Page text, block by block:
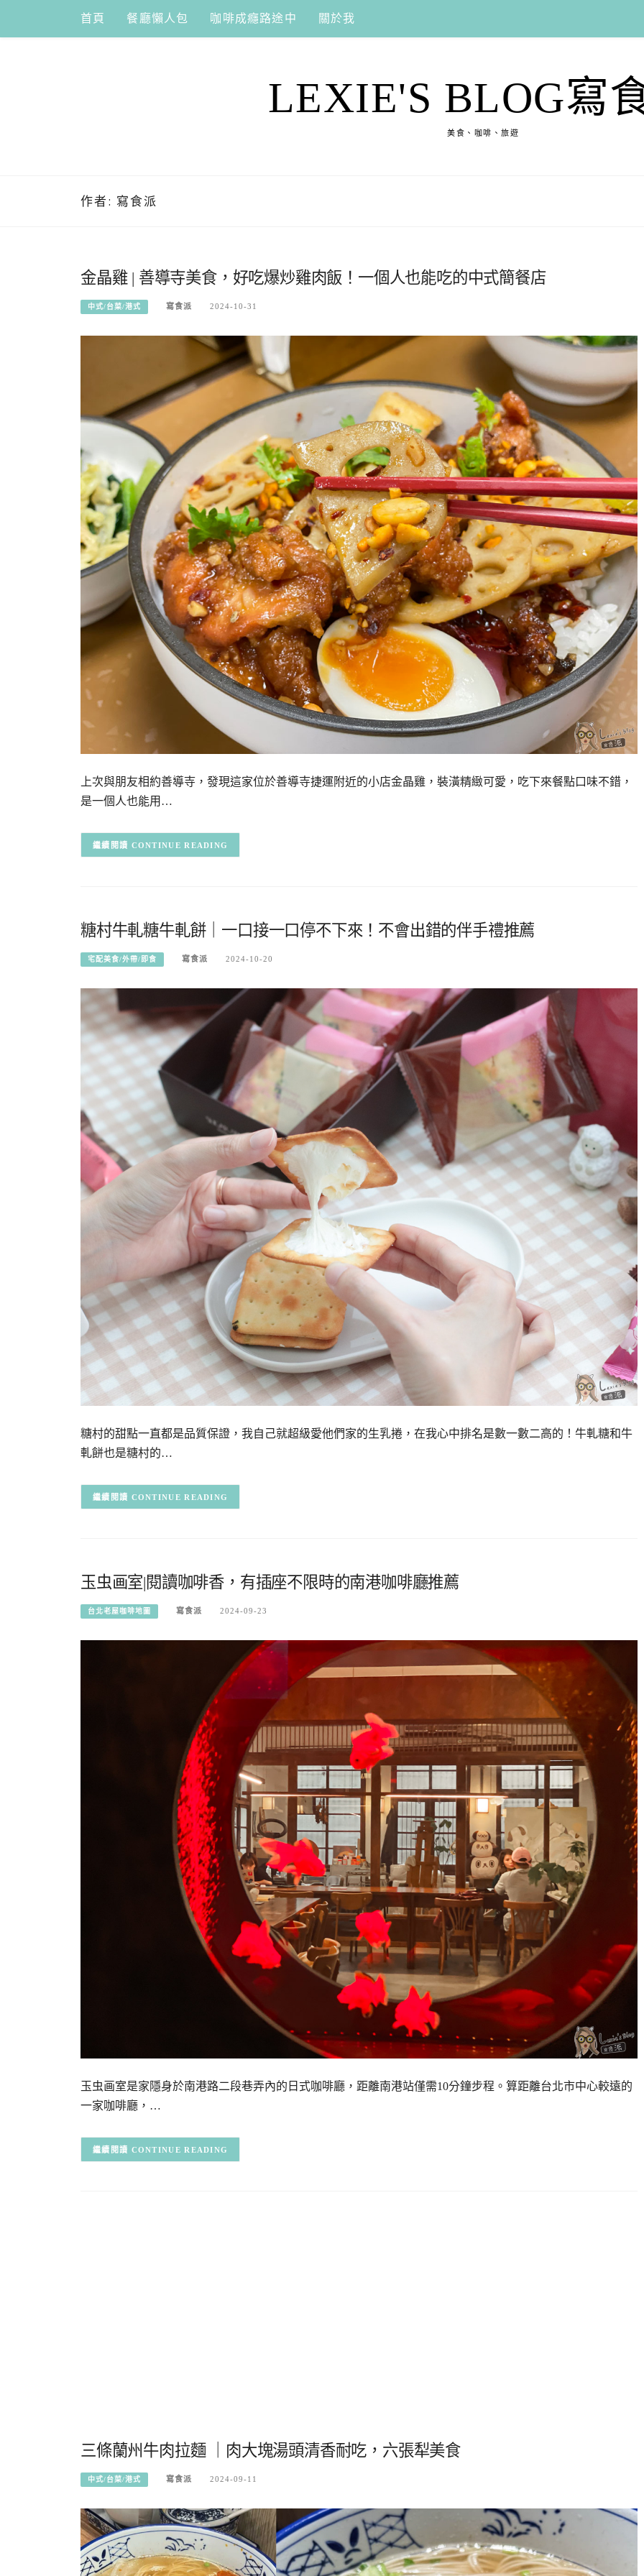
content
首頁 餐廳懶人包 咖啡成癮路途中 關於我
LEXIE'S BLOG寫
美食、咖啡、旅遊
作者: 寫食派
金晶雞 | 善導寺美食，好吃爆炒雞肉飯！一個人也能吃的中式簡餐店
中式/台菜/港式 寫食派 2024-10-31
上次與朋友相約善導寺，發現這家位於善導寺捷運附近的小店金晶雞，裝潢精緻可愛，吃下來餐點口味不錯，
是一個人也能用…
CONTINUE READING
糖村牛軋糖牛軋餅｜一口接一口停不下來！不會出錯的伴手禮推薦
宅配美食/外帶/即食 寫食派 2024-10-20
糖村的甜點一直都是品質保證，我自己就超級愛他們家的生乳捲，在我心中排名是數一數二高的！牛軋糖和牛
軋餅也是糖村的…
CONTINUE READING
玉虫画室|閱讀咖啡香，有插座不限時的南港咖啡廳推薦
台北老屋咖啡地圖 寫食派 2024-09-23
玉虫画室是家隱身於南港路二段巷弄內的日式咖啡廳，距離南港站僅需10分鐘步程。算距離台北市中心較遠的
一家咖啡廳，…
CONTINUE READING
三條蘭州牛肉拉麵 ｜肉大塊湯頭清香耐吃，六張犁美食
中式/台菜/港式 寫食派 2024-09-11